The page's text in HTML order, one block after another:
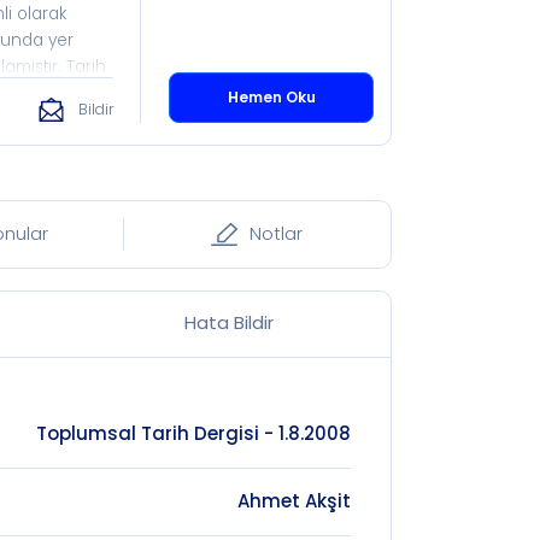
olarak
yer
Tarih
Tarih,
çatısı
eşit
neticesinde,
ve tam
Bildir
Hemen Oku
Notlar
Hata Bildir
Toplumsal Tarih Dergisi - 1.8.2008
Ahmet Akşit